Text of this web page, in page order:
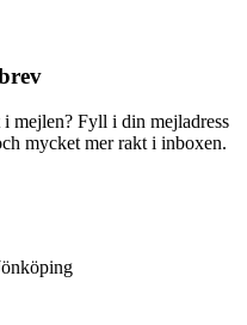
mejlen? Fyll i din mejladress
mycket mer rakt i inboxen.